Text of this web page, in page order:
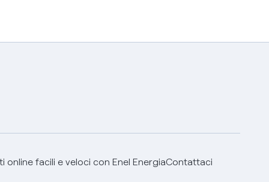
online facili e veloci con Enel EnergiaContattaci